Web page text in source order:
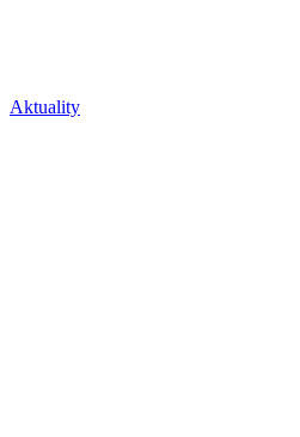
Aktuality